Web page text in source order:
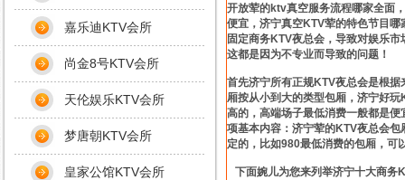
开放荤的ktv真空服务流程哪家全面
便宜，济宁真空KTV荤的特色节目
固定商务KTV夜总会，导致对娱乐
这都是因为不专业而导致的问题！
首先济宁所有正规KTV夜总会是根
厢按从小到大的类型包厢，济宁好
高的，高端场子最低消费一般都是
项基本内容：济宁荤的KTV夜总会
定的，比如980最低消费的包厢，可
下面婉儿为您来列举济宁十大商务
嘉乐迪KTV会所
尚金8号KTV会所
天伦娱乐KTV会所
梦唐朝KTV会所
皇家公馆KTV会所